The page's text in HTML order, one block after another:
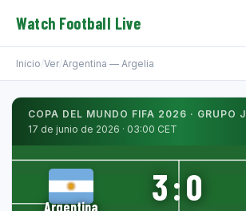
Watch Football Live
Inicio/Ver/Argentina — Argelia
COPA DEL MUNDO FIFA 2026 · GRUPO J
17 de junio de 2026 · 03:00 CET
Argentina 3:0